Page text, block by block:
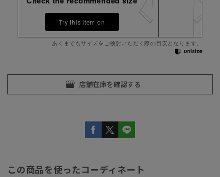
Try this item on
あくまでもサイズをご検討いただく際の目安となります。
この商品を使ったコーディネート